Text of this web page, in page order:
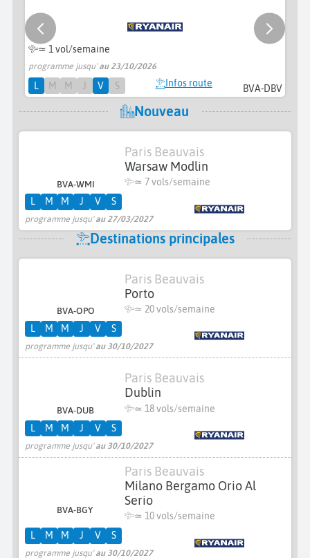
BVA-DBV
≃ 1 vol/semaine
programme jusqu'au 23/10/2026
L M M J V S Infos route
Nouveau
BVA-WMI
Paris Beauvais
Warsaw Modlin
≃ 7 vols/semaine
programme jusqu'au 27/03/2027
L M M J V S
Destinations principales
BVA-OPO
Paris Beauvais
Porto
≃ 20 vols/semaine
programme jusqu'au 30/10/2027
L M M J V S
BVA-DUB
Paris Beauvais
Dublin
≃ 18 vols/semaine
programme jusqu'au 30/10/2027
L M M J V S
BVA-BGY
Paris Beauvais
Milano Bergamo Orio Al
Serio
≃ 10 vols/semaine
programme jusqu'au 30/10/2027
L M M J V S